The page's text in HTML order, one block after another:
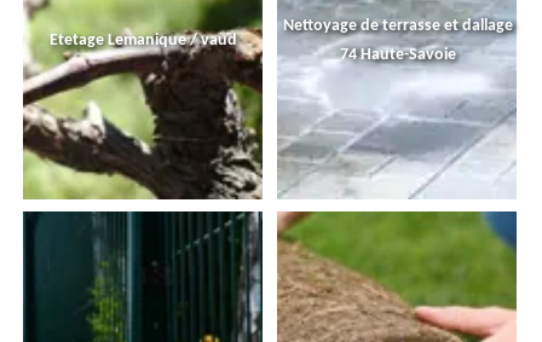
Etetage Lemanique / vaud
Nettoyage de terrasse et dallage
74 Haute-Savoie